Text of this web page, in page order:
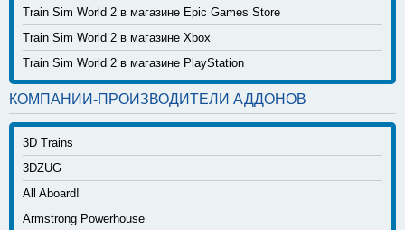
Train Sim World 2 в магазине Epic Games Store
Train Sim World 2 в магазине Xbox
Train Sim World 2 в магазине PlayStation
КОМПАНИИ-ПРОИЗВОДИТЕЛИ АДДОНОВ
3D Trains
3DZUG
All Aboard!
Armstrong Powerhouse